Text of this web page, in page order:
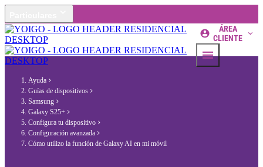
ÁREA
CLIENTE
Ayuda
Guías de dispositivos
Samsung
Galaxy S25+
Configura tu dispositivo
Configuración avanzada
Cómo utilizo la función de Galaxy AI en mi móvil